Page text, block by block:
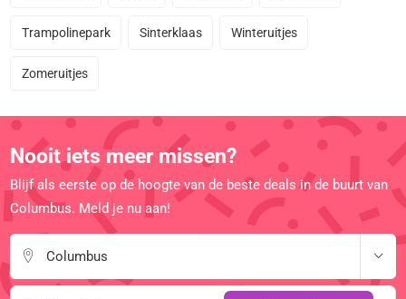
Trampolinepark Sinterklaas Winteruitjes
Zomeruitjes
Nooit iets meer missen?
Blijf als eerste op de hoogte van de beste deals in de buurt van
Columbus. Meld je nu aan!
Columbus